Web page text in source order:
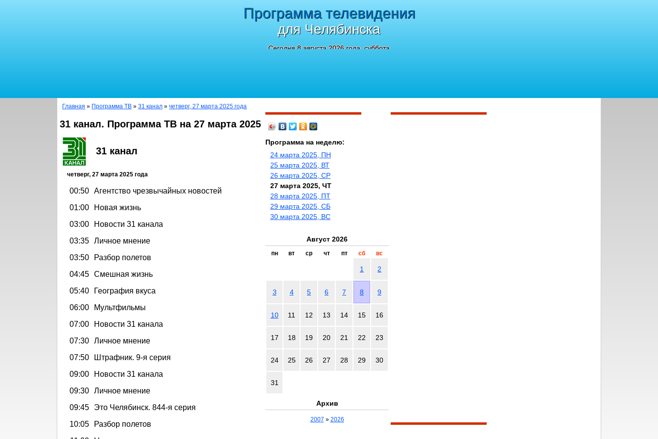
Программа телевидения
для Челябинска
Сегодня 8 августа 2026 года, суббота
Главная » Программа ТВ » 31 канал » четверг, 27 марта 2025 года
31 канал. Программа ТВ на 27 марта 2025
31 канал
четверг, 27 марта 2025 года
00:50 Агентство чрезвычайных новостей
01:00
Новая жизнь
03:00
Новости 31 канала
03:35 Личное мнение
03:50
Разбор полетов
04:45 Смешная жизнь
05:40
География вкуса
06:00
Мультфильмы
07:00
Новости 31 канала
07:30 Личное мнение
07:50
Штрафник. 9-я серия
09:00
Новости 31 канала
09:30 Личное мнение
09:45
Это Челябинск. 844-я серия
10:05
Разбор полетов
Программа на неделю:
24 марта 2025, ПН
25 марта 2025, ВТ
26 марта 2025, СР
27 марта 2025, ЧТ
28 марта 2025, ПТ
29 марта 2025, СБ
30 марта 2025, ВС
Август 2026
пн вт ср чт пт сб вс
1 2
3 4 5 6 7 8 9
10 11 12 13 14 15 16
17 18 19 20 21 22 23
24 25 26 27 28 29 30
31
Архив
2007 » 2026